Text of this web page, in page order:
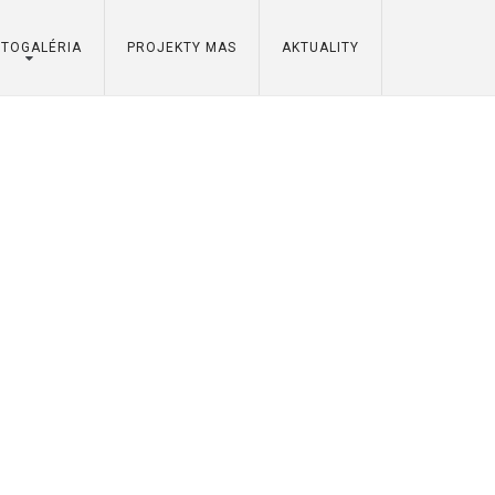
PROJEKTY MAS AKTUALITY